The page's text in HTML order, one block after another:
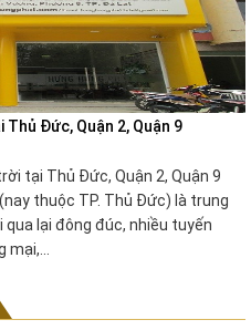
Đức, Quận 2, Quận 9
tại Thủ Đức, Quận 2, Quận 9
thuộc TP. Thủ Đức) là trung
lại đông đúc, nhiều tuyến